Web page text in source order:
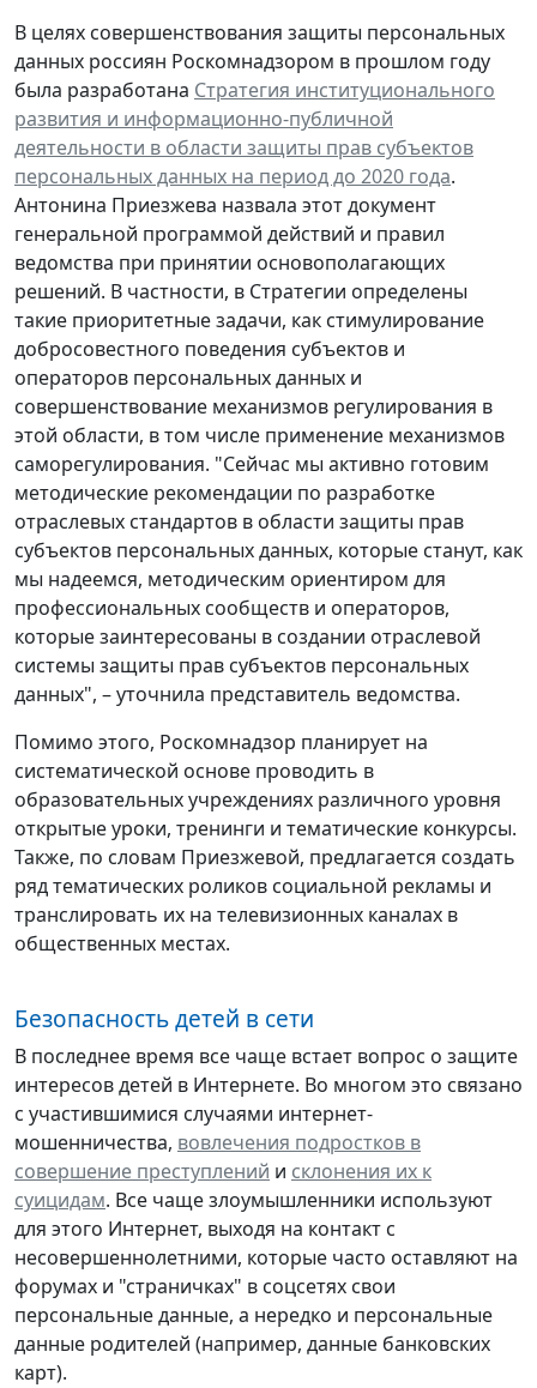
В целях совершенствования защиты персональных
данных россиян Роскомнадзором в прошлом году
была разработана Стратегия институционального
развития и информационно-публичной
деятельности в области защиты прав субъектов
персональных данных на период до 2020 года.
Антонина Приезжева назвала этот документ
генеральной программой действий и правил
ведомства при принятии основополагающих
решений. В частности, в Стратегии определены
такие приоритетные задачи, как стимулирование
добросовестного поведения субъектов и
операторов персональных данных и
совершенствование механизмов регулирования в
этой области, в том числе применение механизмов
саморегулирования. "Сейчас мы активно готовим
методические рекомендации по разработке
отраслевых стандартов в области защиты прав
субъектов персональных данных, которые станут, как
мы надеемся, методическим ориентиром для
профессиональных сообществ и операторов,
которые заинтересованы в создании отраслевой
системы защиты прав субъектов персональных
данных", – уточнила представитель ведомства.
Помимо этого, Роскомнадзор планирует на
систематической основе проводить в
образовательных учреждениях различного уровня
открытые уроки, тренинги и тематические конкурсы.
Также, по словам Приезжевой, предлагается создать
ряд тематических роликов социальной рекламы и
транслировать их на телевизионных каналах в
общественных местах.
Безопасность детей в сети
В последнее время все чаще встает вопрос о защите
интересов детей в Интернете. Во многом это связано
с участившимися случаями интернет-
мошенничества, вовлечения подростков в
совершение преступлений и склонения их к
суицидам. Все чаще злоумышленники используют
для этого Интернет, выходя на контакт с
несовершеннолетними, которые часто оставляют на
форумах и "страничках" в соцсетях свои
персональные данные, а нередко и персональные
данные родителей (например, данные банковских
карт).